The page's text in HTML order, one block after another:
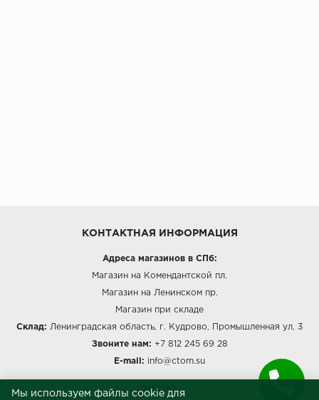
КОНТАКТНАЯ ИНФОРМАЦИЯ
Адреса магазинов в СПб:
Магазин на Комендантской пл.
Магазин на Ленинском пр.
Магазин при складе
Склад: Ленинградская область, г. Кудрово, Промышленная ул, 3
Звоните нам: +7 812 245 69 28
E-mail: info@ctom.su
МЕНЮ
Мы используем файлы cookie для